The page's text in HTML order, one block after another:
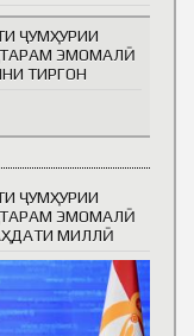
ҶУМҲУРИИ
ЭМОМАЛӢ
ТИРГОН
ҶУМҲУРИИ
ЭМОМАЛӢ
МИЛЛӢ